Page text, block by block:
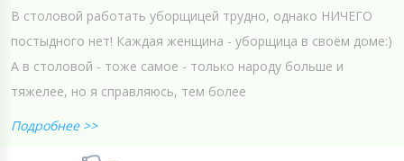
В столовой работать уборщицей трудно, однако НИЧЕГО
постыдного нет! Каждая женщина - уборщица в своём доме:)
А в столовой - тоже самое - только народу больше и
тяжелее, но я справляюсь, тем более
Подробнее >>